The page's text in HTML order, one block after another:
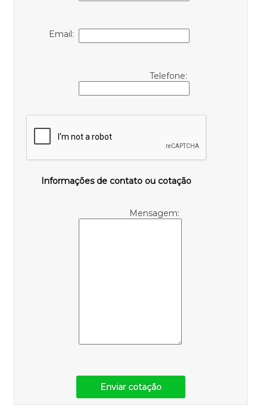
Email:
Telefone:
Informações de contato ou cotação
Mensagem:
Enviar cotação